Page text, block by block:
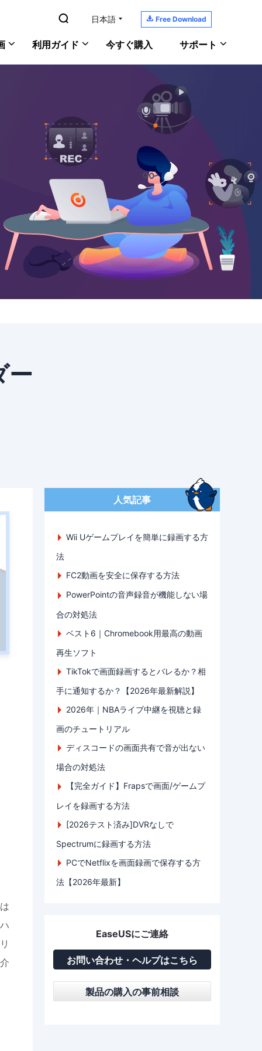
 日本語  Free Download
PC画面/音声/ウェブカメラを録画
ScreenShot
PCでスクリーンショットを撮る
利用ガイド
YouTubeの音楽を録音
Macで画面と音声を記録
PCでゲーム実況を録画
おすすめの録画ソフト
今すぐ購入 サポート
サポートセンター
ガイド、ライセンス、お問い合わせ
ダウンロードセンター
ソフトをダウンロードしよう
ヘルプガイド
あなたの問題を解決
オンラインチャット
何でも聞いてください
ー
人気記事
Wii Uゲームプレイを簡単に録画する方
法
FC2動画を安全に保存する方法
PowerPointの音声録音が機能しない場
合の対処法
ベスト6｜Chromebook用最高の動画
再生ソフト
TikTokで画面録画するとバレるか？相
手に通知するか？【2026年最新解説】
2026年｜NBAライブ中継を視聴と録
画のチュートリアル
ディスコードの画面共有で音が出ない
場合の対処法
【完全ガイド】Frapsで画面/ゲームプ
レイを録画する方法
[2026テスト済み]DVRなしで
Spectrumに録画する方法
PCでNetflixを画面録画で保存する方
法【2026年最新】
EaseUSにご連絡
お問い合わせ・ヘルプはこちら
製品の購入の事前相談